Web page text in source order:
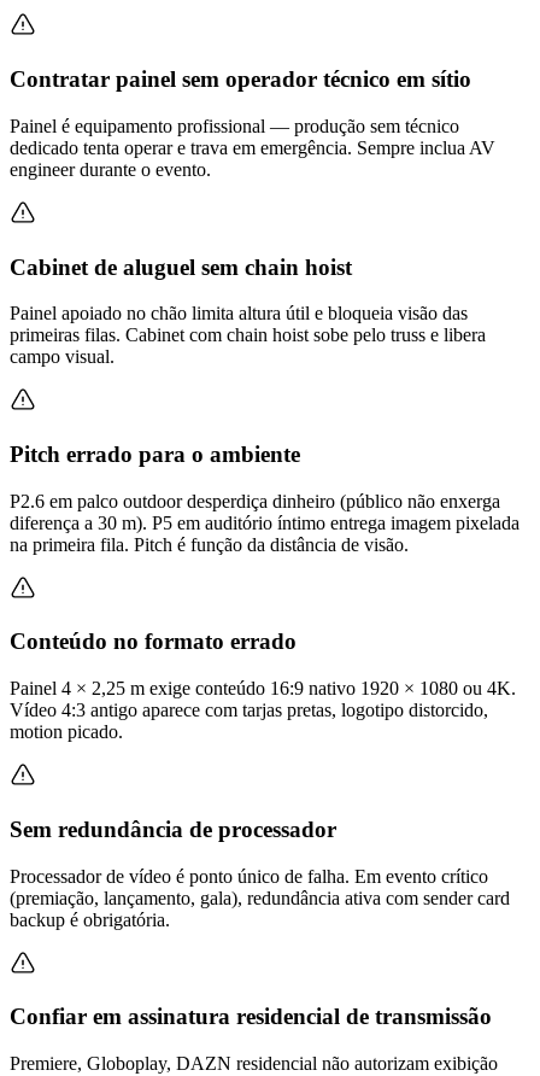
Contratar painel sem operador técnico em sítio
Painel é equipamento profissional — produção sem técnico
dedicado tenta operar e trava em emergência. Sempre inclua AV
engineer durante o evento.
Cabinet de aluguel sem chain hoist
Painel apoiado no chão limita altura útil e bloqueia visão das
primeiras filas. Cabinet com chain hoist sobe pelo truss e libera
campo visual.
Pitch errado para o ambiente
P2.6 em palco outdoor desperdiça dinheiro (público não enxerga
diferença a 30 m). P5 em auditório íntimo entrega imagem pixelada
na primeira fila. Pitch é função da distância de visão.
Conteúdo no formato errado
Painel 4 × 2,25 m exige conteúdo 16:9 nativo 1920 × 1080 ou 4K.
Vídeo 4:3 antigo aparece com tarjas pretas, logotipo distorcido,
motion picado.
Sem redundância de processador
Processador de vídeo é ponto único de falha. Em evento crítico
(premiação, lançamento, gala), redundância ativa com sender card
backup é obrigatória.
Confiar em assinatura residencial de transmissão
Premiere, Globoplay, DAZN residencial não autorizam exibição